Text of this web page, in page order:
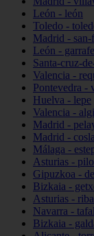
León - león
Toledo -
Madrid - san-
León -
Santa-cruz-
Valencia -
Pontevedra -
Huelva - lepe
Valencia -
Madrid -
Madrid -
Málaga -
Asturias -
Gipuzkoa -
Bizkaia -
Asturias -
Navarra -
Bizkaia -